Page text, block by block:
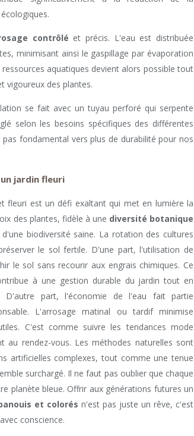
contrôlé et précis. L'eau est distribuée
minimisant ainsi le gaspillage par évaporation
aquatiques devient alors possible tout
vigoureux des plantes.
se fait avec un tuyau perforé qui serpente
selon les besoins spécifiques des différentes
fondamental vers plus de durabilité pour nos
jardin fleuri
fleuri est un défi exaltant qui met en lumière la
des plantes, fidèle à une diversité botanique
biodiversité saine. La rotation des cultures
le sol fertile. D'une part, l'utilisation de
le sol sans recourir aux engrais chimiques. Ce
à une gestion durable du jardin tout en
D'autre part, l'économie de l'eau fait partie
L'arrosage matinal ou tardif minimise
C'est comme suivre les tendances mode
au rendez-vous. Les méthodes naturelles sont
artificielles complexes, tout comme une tenue
surchargé. Il ne faut pas oublier que chaque
planète bleue. Offrir aux générations futures un
et colorés n'est pas juste un rêve, c'est
conscience.